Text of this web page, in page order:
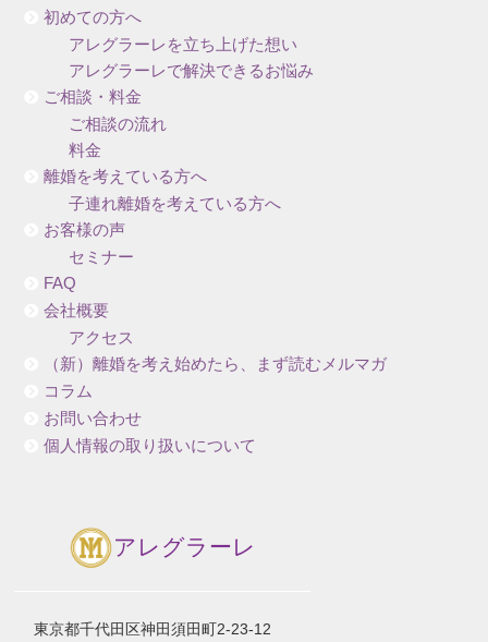
初めての方へ
アレグラーレを立ち上げた想い
アレグラーレで解決できるお悩み
ご相談・料金
ご相談の流れ
料金
離婚を考えている方へ
子連れ離婚を考えている方へ
お客様の声
セミナー
FAQ
会社概要
アクセス
（新）離婚を考え始めたら、まず読むメルマガ
コラム
お問い合わせ
個人情報の取り扱いについて
アレグラーレ
東京都千代田区神田須田町2-23-12